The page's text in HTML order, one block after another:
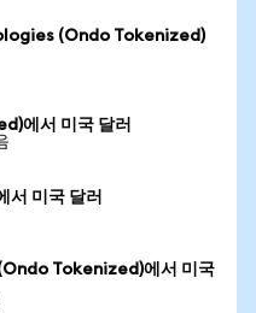
(Ondo Tokenized)
에서 미국 달러
미국 달러
Tokenized)에서 미국